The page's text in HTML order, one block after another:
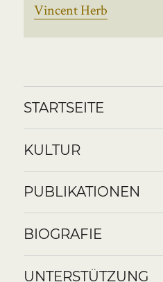
Vincent Herb
STARTSEITE
KULTUR
PUBLIKATIONEN
BIOGRAFIE
UNTERSTÜTZUNG